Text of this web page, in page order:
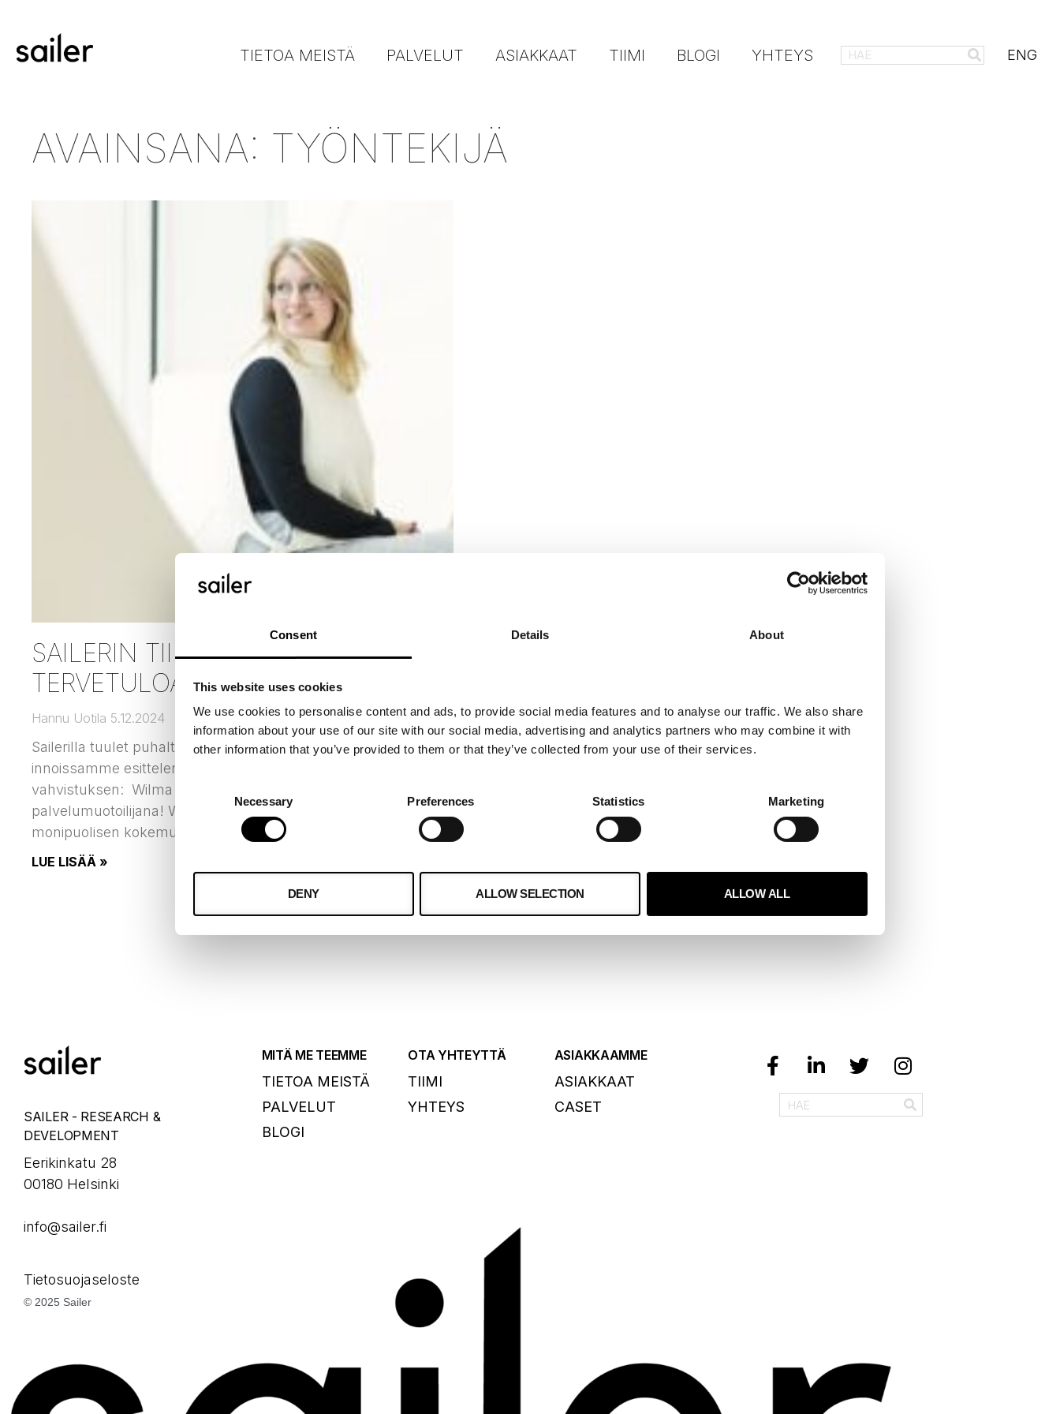
Consent Details About
This website uses cookies
We use cookies to personalise content and ads, to provide social media features and to analyse our traffic. We also share
information about your use of our site with our social media, advertising and analytics partners who may combine it with
other information that you’ve provided to them or that they’ve collected from your use of their services.
Selection
Necessary Preferences Statistics Marketing
DENY ALLOW SELECTION ALLOW ALL
TIETOA MEISTÄ PALVELUT ASIAKKAAT TIIMI BLOGI YHTEYS ENG
AVAINSANA: TYÖNTEKIJÄ
SAILERIN TIIMI KASVAA –
TERVETULOA WILMA HALÉN!
Hannu Uotila 5.12.2024
Sailerilla tuulet puhaltavat uudistusten suuntaan, ja olemme
innoissamme esittelemässä tiimimme uusimman
vahvistuksen: Wilma Halén liittyy joukkoomme
palvelumuotoilijana! Wilma tuo mukanaan rikkaan ja
monipuolisen kokemuksen asiakaskokemuksen
LUE LISÄÄ »
SAILER - RESEARCH &
DEVELOPMENT
Eerikinkatu 28
00180 Helsinki
info@sailer.fi
Tietosuojaseloste
© 2025 Sailer
MITÄ ME TEEMME
TIETOA MEISTÄ
PALVELUT
BLOGI
OTA YHTEYTTÄ
TIIMI
YHTEYS
ASIAKKAAMME
ASIAKKAAT
CASET